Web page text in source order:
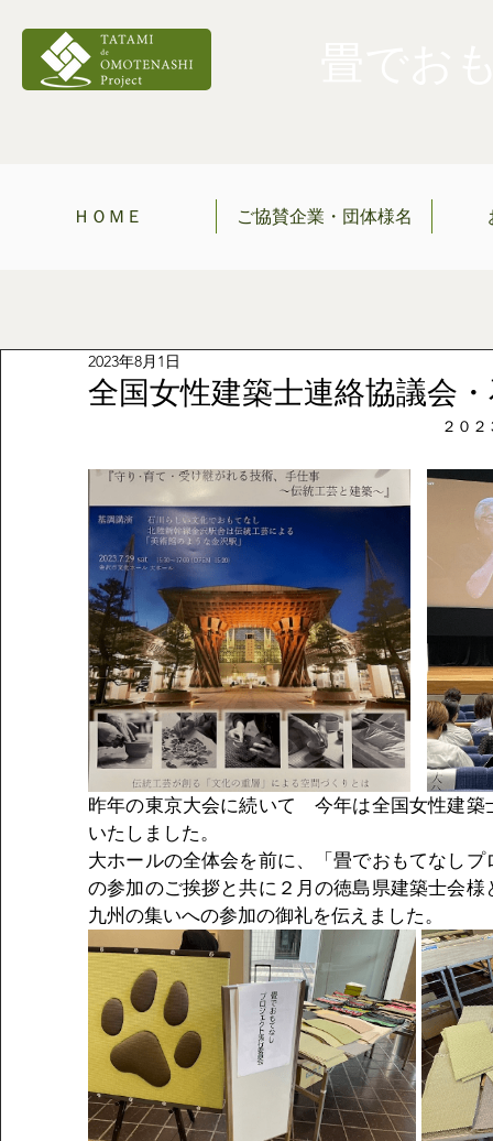
ＨＯＭＥ ご協賛企業・団体様名
全国女性建築士連絡協議会
2023年8月1日
２０
昨年の東京大会に続いて　今年は全国女性建
いたしました。
大ホールの全体会を前に、「畳でおもてなし
の参加のご挨拶と共に２月の徳島県建築士会
九州の集いへの参加の御礼を伝えました。